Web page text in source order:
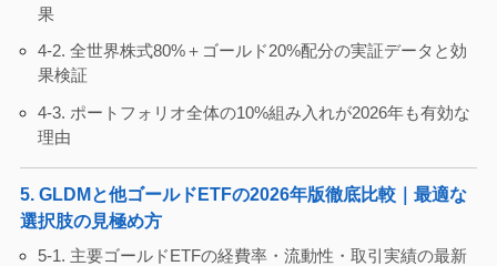
果
4-2. 全世界株式80%＋ゴールド20%配分の実証データと効
果検証
4-3. ポートフォリオ全体の10%組み入れが2026年も有効な
理由
5. GLDMと他ゴールドETFの2026年版徹底比較｜最適な
選択肢の見極め方
5-1. 主要ゴールドETFの経費率・流動性・取引実績の最新